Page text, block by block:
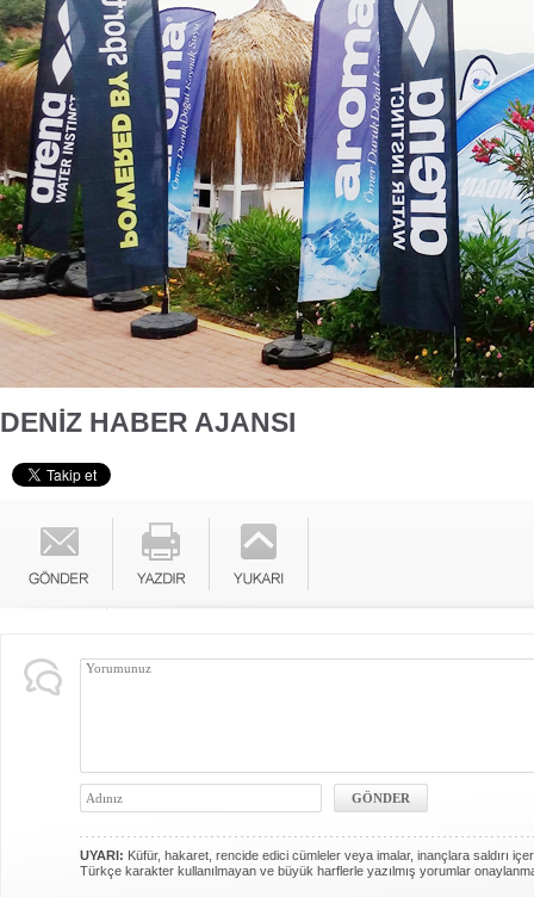
DENİZ HABER AJANSI
UYARI: Küfür, hakaret, rencide edici cümleler veya imalar, inançlara saldırı
Türkçe karakter kullanılmayan ve büyük harflerle yazılmış yorumlar